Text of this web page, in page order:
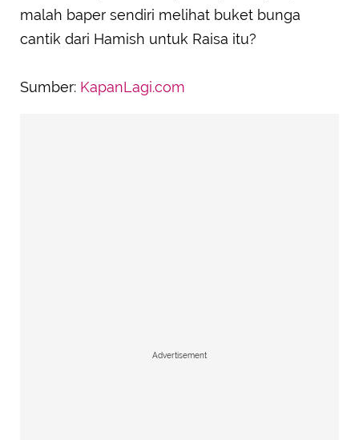
malah baper sendiri melihat buket bunga
cantik dari Hamish untuk Raisa itu?
Sumber: KapanLagi.com
Advertisement